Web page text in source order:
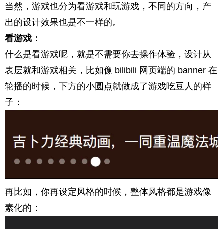
当然，游戏也分为看游戏和玩游戏，不同的方向，产
出的设计效果也是不一样的。
看游戏：
什么是看游戏呢，就是不需要你去操作体验，设计从
表层就和游戏相关，比如像 bilibili 网页端的 banner 在
轮播的时候，下方的小圆点就做成了游戏吃豆人的样
子：
再比如，你再设定风格的时候，整体风格都是游戏像
素化的：